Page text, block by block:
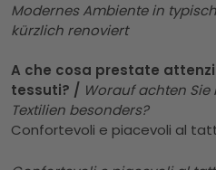
Modernes Ambiente in
kürzlich renoviert
A che cosa prestate
tessuti? / Worauf achten
Textilien besonders?
Confortevoli e piacevoli al